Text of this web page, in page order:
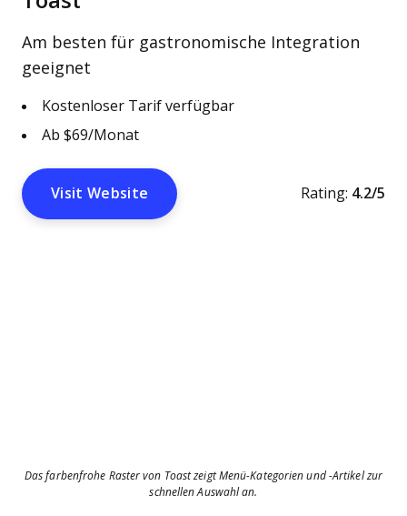
Am besten für gastronomische Integration
geeignet
Kostenloser Tarif verfügbar
Ab $69/Monat
Visit Website Rating: 4.2/5
Das farbenfrohe Raster von Toast zeigt Menü-Kategorien und -Artikel zur
schnellen Auswahl an.